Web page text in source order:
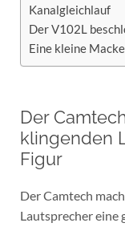
Kanalgleichlauf
Der V102L
Eine kleine
Der
klingenden
Figur
Der Camtech
Lautsprecher eine